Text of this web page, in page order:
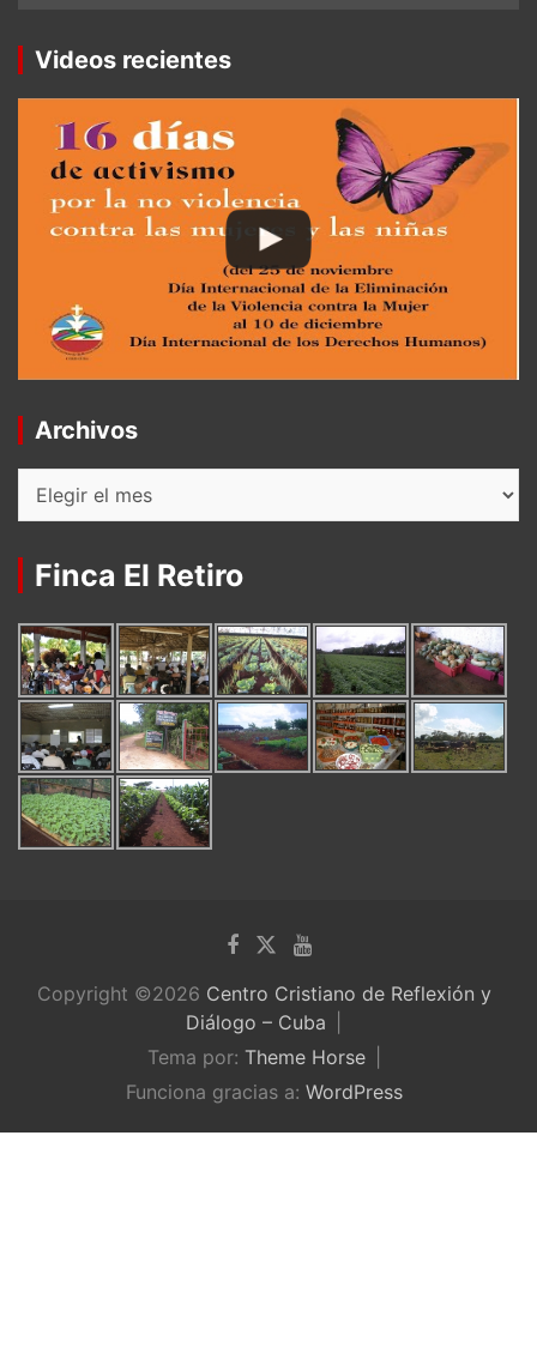
Videos recientes
Archivos
Archivos
Finca El Retiro
Copyright ©2026 Centro Cristiano de Reflexión y
Diálogo – Cuba
Tema por: Theme Horse
Funciona gracias a: WordPress